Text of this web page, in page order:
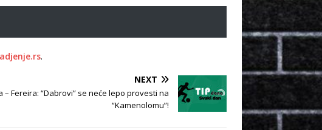
.
NEXT
– Fereira: “Dabrovi” se neće lepo provesti na
“Kamenolomu”!